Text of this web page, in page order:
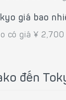
giá bao
có giá ¥
đến